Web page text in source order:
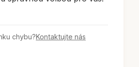
chybu?Kontaktujte nás